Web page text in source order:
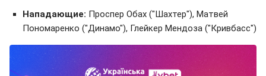
Нападающие: Проспер Обах ("Шахтер"), Матвей
Пономаренко ("Динамо"), Глейкер Мендоза ("Кривбасс")